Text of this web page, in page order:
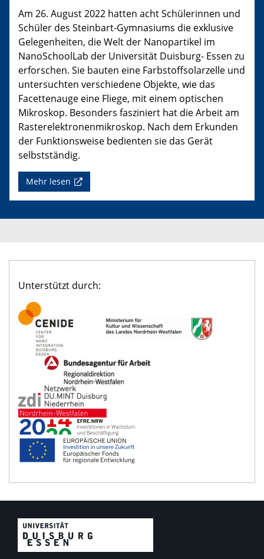
Am 26. August 2022 hatten acht Schülerinnen und
Schüler des Steinbart-Gymnasiums die exklusive
Gelegenheiten, die Welt der Nanopartikel im
NanoSchoolLab der Universität Duisburg- Essen zu
erforschen. Sie bauten eine Farbstoffsolarzelle und
untersuchten verschiedene Objekte, wie das
Facettenauge eine Fliege, mit einem optischen
Mikroskop. Besonders fasziniert hat die Arbeit am
Rasterelektronenmikroskop. Nach dem Erkunden
der Funktionsweise bedienten sie das Gerät
selbstständig.
Mehr lesen
Unterstützt durch: